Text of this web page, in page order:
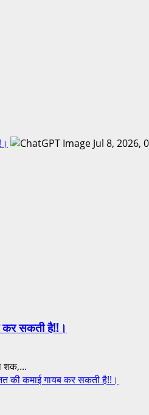
कर सकती है!!।
शक,...
की कमाई गायब कर सकती है!!।